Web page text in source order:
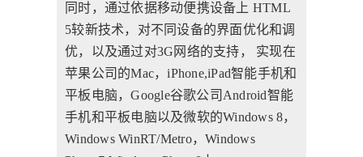
同时，通过依据移动便携设备上 HTML
5较新技术，对不同设备的界面优化和调
优，以及通过对3G网络的支持， 实现在
苹果公司的Mac，iPhone,iPad智能手机和
平板电脑，Google谷歌公司Android智能
手机和平板电脑以及微软的Windows 8，
Windows WinRT/Metro，Windows